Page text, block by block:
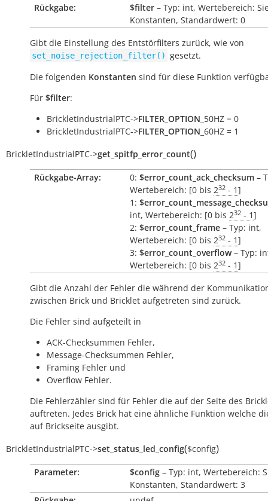
Rückgabe: $filter – Typ: int, Wertebereich:
Konstanten, Standardwert: 0
Gibt die Einstellung des Entstörfilters zurück, wie von
set_noise_rejection_filter() gesetzt.
Die folgenden Konstanten sind für diese Funktion
Für $filter:
BrickletIndustrialPTC->FILTER_OPTION _50HZ = 0
BrickletIndustrialPTC->FILTER_OPTION _60HZ = 1
BrickletIndustrialPTC->get_spitfp_error_count()
Rückgabe-Array: 0: $error_count_ack_checksum –
Wertebereich: [0 bis 232 - 1]
1:
int, Wertebereich: [0 bis 232 - 1]
2: $error_count_frame – Typ: int,
Wertebereich: [0 bis 232 - 1]
3: $error_count_overflow– Typ:
Wertebereich: [0 bis 232 - 1]
Gibt die Anzahl der Fehler die während der
zwischen Brick und Bricklet aufgetreten sind zurück.
Die Fehler sind aufgeteilt in
ACK-Checksummen Fehler,
Message-Checksummen Fehler,
Framing Fehler und
Overflow Fehler.
Die Fehlerzähler sind für Fehler die auf der Seite des
auftreten. Jedes Brick hat eine ähnliche Funktion welche
auf Brickseite ausgibt.
BrickletIndustrialPTC->set_status_led_config($config)
Parameter: $config – Typ: int, Wertebereich:
Konstanten, Standardwert: 3